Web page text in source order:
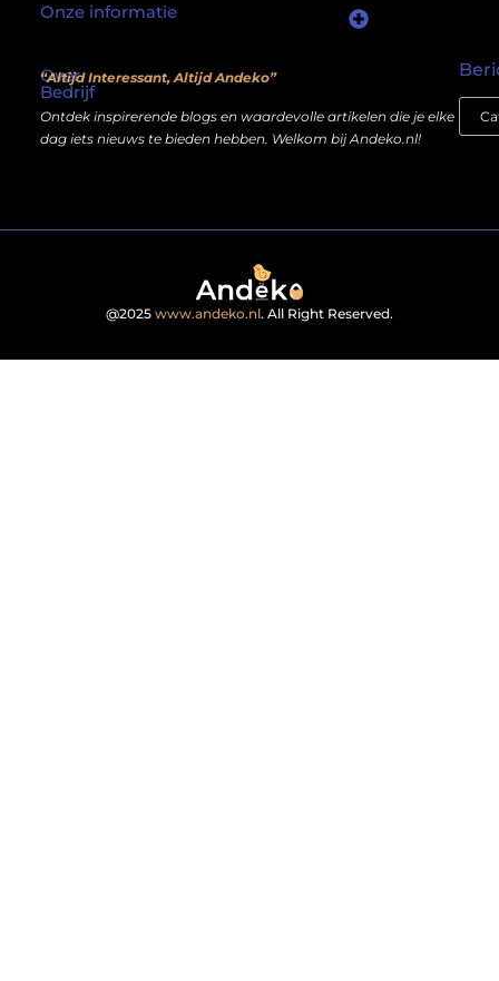
Over
Bedrijf
“Altijd Interessant, Altijd Andeko”
Ontdek inspirerende blogs en waardevolle artikelen die je elke
dag iets nieuws te bieden hebben. Welkom bij Andeko.nl!
Onze informatie
@2025 www.andeko.nl. All Right Reserved.